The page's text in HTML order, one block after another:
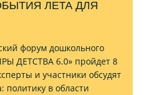
ЛЕТА ДЛЯ
форум дошкольного
ДЕТСТВА 6.0» пройдет 8
и участники обсудят
политику в области